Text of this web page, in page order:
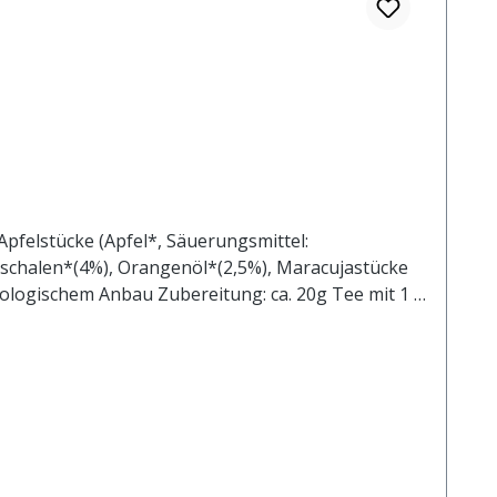
(Apfel*, Säuerungsmittel:
Orangenöl*(2,5%), Maracujastücke
Anbau Zubereitung: ca. 20g Tee mit 1 l.